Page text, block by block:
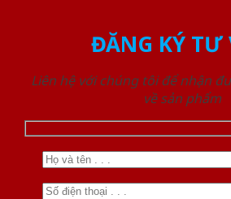
ĐĂNG KÝ TƯ
Liên hệ với chúng tôi để nhận
về sản phẩm